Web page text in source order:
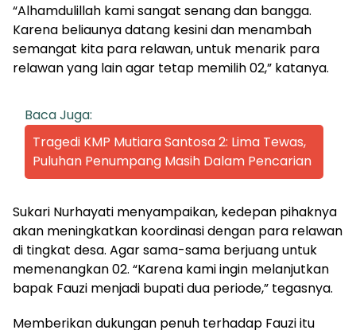
“Alhamdulillah kami sangat senang dan bangga.
Karena beliaunya datang kesini dan menambah
semangat kita para relawan, untuk menarik para
relawan yang lain agar tetap memilih 02,” katanya.
Baca Juga:
Tragedi KMP Mutiara Santosa 2: Lima Tewas,
Puluhan Penumpang Masih Dalam Pencarian
Sukari Nurhayati menyampaikan, kedepan pihaknya
akan meningkatkan koordinasi dengan para relawan
di tingkat desa. Agar sama-sama berjuang untuk
memenangkan 02. “Karena kami ingin melanjutkan
bapak Fauzi menjadi bupati dua periode,” tegasnya.
Memberikan dukungan penuh terhadap Fauzi itu